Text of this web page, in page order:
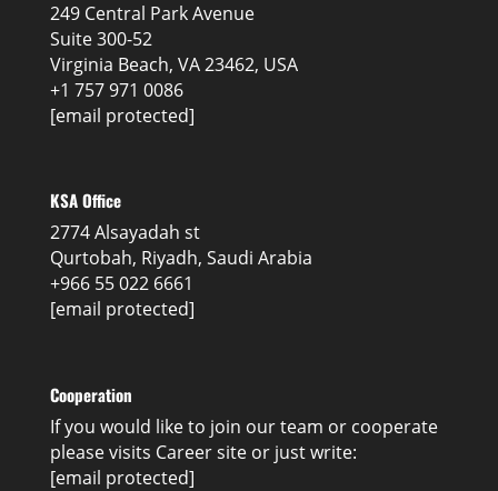
249 Central Park Avenue
Suite 300-52
Virginia Beach, VA 23462, USA
+1 757 971 0086
[email protected]
KSA Office
2774 Alsayadah st
Qurtobah, Riyadh, Saudi Arabia
+966 55 022 6661
[email protected]
Cooperation
If you would like to join our team or cooperate
please visits Careersite or just write:
[email protected]